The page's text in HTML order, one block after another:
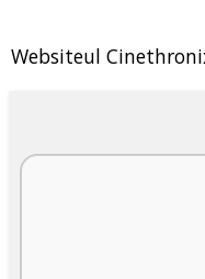
Websiteul